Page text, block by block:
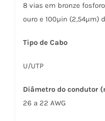
8 vias em bronze
ouro e 100µin (2,54µm)
Tipo de Cabo
U/UTP
Diâmetro do condutor
26 a 22 AWG